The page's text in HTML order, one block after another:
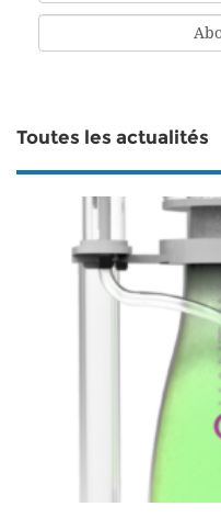
Toutes les actualités